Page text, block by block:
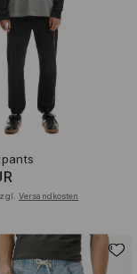
Versandkosten